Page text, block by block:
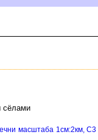
сёлами
масштаба 1см:2км, C3